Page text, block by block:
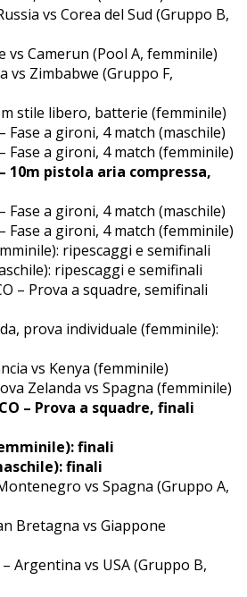
vs Corea del Sud (Gruppo B,
vs Camerun (Pool A, femminile)
vs Zimbabwe (Gruppo F,
stile libero, batterie (femminile)
Fase a gironi, 4 match (maschile)
Fase a gironi, 4 match (femminile)
– 10m pistola aria compressa,
Fase a gironi, 4 match (maschile)
Fase a gironi, 4 match (femminile)
ripescaggi e semifinali
ripescaggi e semifinali
– Prova a squadre, semifinali
prova individuale (femminile):
vs Kenya (femminile)
Zelanda vs Spagna (femminile)
– Prova a squadre, finali
finali
finali
vs Spagna (Gruppo A,
Bretagna vs Giappone
– Argentina vs USA (Gruppo B,